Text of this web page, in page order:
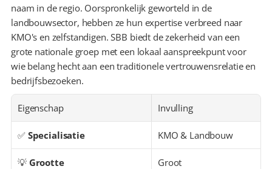
naam in de regio. Oorspronkelijk geworteld in de
landbouwsector, hebben ze hun expertise verbreed naar
KMO's en zelfstandigen. SBB biedt de zekerheid van een
grote nationale groep met een lokaal aanspreekpunt voor
wie belang hecht aan een traditionele vertrouwensrelatie en
bedrijfsbezoeken.
Eigenschap Invulling
✅ Specialisatie KMO & Landbouw
💡 Grootte Groot